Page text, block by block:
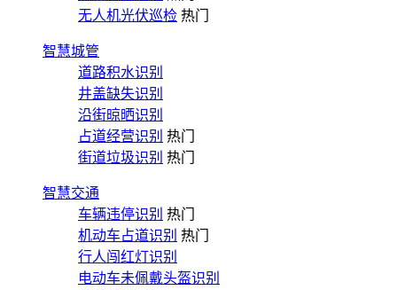
无人机光伏巡检 热门
智慧城管
道路积水识别
井盖缺失识别
沿街晾晒识别
占道经营识别 热门
街道垃圾识别 热门
智慧交通
车辆违停识别 热门
机动车占道识别 热门
行人闯红灯识别
电动车未佩戴头盔识别